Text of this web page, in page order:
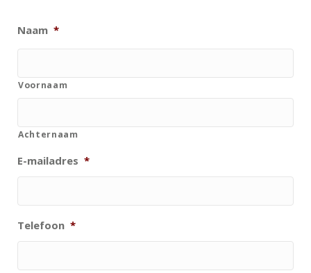
Naam *
Voornaam
Achternaam
E-mailadres *
Telefoon *